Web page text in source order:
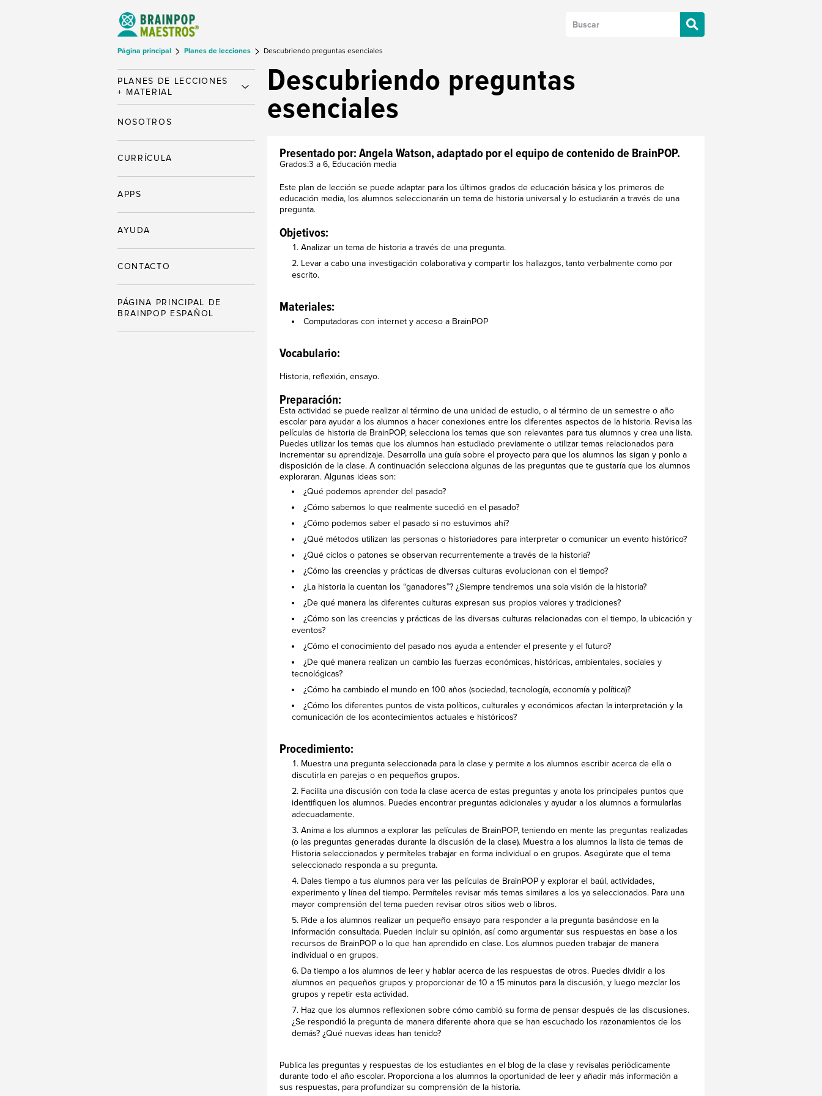
Página principal Planes de lecciones Descubriendo preguntas esenciales
Descubriendo preguntas
esenciales
Presentado por: Angela Watson, adaptado por el equipo de contenido de BrainPOP.
Grados:3 a 6, Educación media
Este plan de lección se puede adaptar para los últimos grados de educación básica y los primeros de
educación media, los alumnos seleccionarán un tema de historia universal y lo estudiarán a través de una
pregunta.
Objetivos:
Analizar un tema de historia a través de una pregunta.
Levar a cabo una investigación colaborativa y compartir los hallazgos, tanto verbalmente como por
escrito.
Materiales:
Computadoras con internet y acceso a BrainPOP
Vocabulario:
Historia, reflexión, ensayo.
Preparación:
Esta actividad se puede realizar al término de una unidad de estudio, o al término de un semestre o año
escolar para ayudar a los alumnos a hacer conexiones entre los diferentes aspectos de la historia. Revisa las
películas de historia de BrainPOP, selecciona los temas que son relevantes para tus alumnos y crea una lista.
Puedes utilizar los temas que los alumnos han estudiado previamente o utilizar temas relacionados para
incrementar su aprendizaje. Desarrolla una guía sobre el proyecto para que los alumnos las sigan y ponlo a
disposición de la clase. A continuación selecciona algunas de las preguntas que te gustaría que los alumnos
exploraran. Algunas ideas son:
¿Qué podemos aprender del pasado?
¿Cómo sabemos lo que realmente sucedió en el pasado?
¿Cómo podemos saber el pasado si no estuvimos ahí?
¿Qué métodos utilizan las personas o historiadores para interpretar o comunicar un evento histórico?
¿Qué ciclos o patones se observan recurrentemente a través de la historia?
¿Cómo las creencias y prácticas de diversas culturas evolucionan con el tiempo?
¿La historia la cuentan los “ganadores”? ¿Siempre tendremos una sola visión de la historia?
¿De qué manera las diferentes culturas expresan sus propios valores y tradiciones?
¿Cómo son las creencias y prácticas de las diversas culturas relacionadas con el tiempo, la ubicación y
eventos?
¿Cómo el conocimiento del pasado nos ayuda a entender el presente y el futuro?
¿De qué manera realizan un cambio las fuerzas económicas, históricas, ambientales, sociales y
tecnológicas?
¿Cómo ha cambiado el mundo en 100 años (sociedad, tecnología, economía y política)?
¿Cómo los diferentes puntos de vista políticos, culturales y económicos afectan la interpretación y la
comunicación de los acontecimientos actuales e históricos?
Procedimiento:
Muestra una pregunta seleccionada para la clase y permite a los alumnos escribir acerca de ella o
discutirla en parejas o en pequeños grupos.
Facilita una discusión con toda la clase acerca de estas preguntas y anota los principales puntos que
identifiquen los alumnos. Puedes encontrar preguntas adicionales y ayudar a los alumnos a formularlas
adecuadamente.
Anima a los alumnos a explorar las películas de BrainPOP, teniendo en mente las preguntas realizadas
(o las preguntas generadas durante la discusión de la clase). Muestra a los alumnos la lista de temas de
Historia seleccionados y permíteles trabajar en forma individual o en grupos. Asegúrate que el tema
seleccionado responda a su pregunta.
Dales tiempo a tus alumnos para ver las películas de BrainPOP y explorar el baúl, actividades,
experimento y línea del tiempo. Permíteles revisar más temas similares a los ya seleccionados. Para una
mayor comprensión del tema pueden revisar otros sitios web o libros.
Pide a los alumnos realizar un pequeño ensayo para responder a la pregunta basándose en la
información consultada. Pueden incluir su opinión, así como argumentar sus respuestas en base a los
recursos de BrainPOP o lo que han aprendido en clase. Los alumnos pueden trabajar de manera
individual o en grupos.
Da tiempo a los alumnos de leer y hablar acerca de las respuestas de otros. Puedes dividir a los
alumnos en pequeños grupos y proporcionar de 10 a 15 minutos para la discusión, y luego mezclar los
grupos y repetir esta actividad.
Haz que los alumnos reflexionen sobre cómo cambió su forma de pensar después de las discusiones.
¿Se respondió la pregunta de manera diferente ahora que se han escuchado los razonamientos de los
demás? ¿Qué nuevas ideas han tenido?
Publica las preguntas y respuestas de los estudiantes en el blog de la clase y revísalas periódicamente
durante todo el año escolar. Proporciona a los alumnos la oportunidad de leer y añadir más información a
sus respuestas, para profundizar su comprensión de la historia.
PLANES DE LECCIONES
+ MATERIAL
NOSOTROS
CURRÍCULA
APPS
AYUDA
CONTACTO
PÁGINA PRINCIPAL DE
BRAINPOP ESPAÑOL